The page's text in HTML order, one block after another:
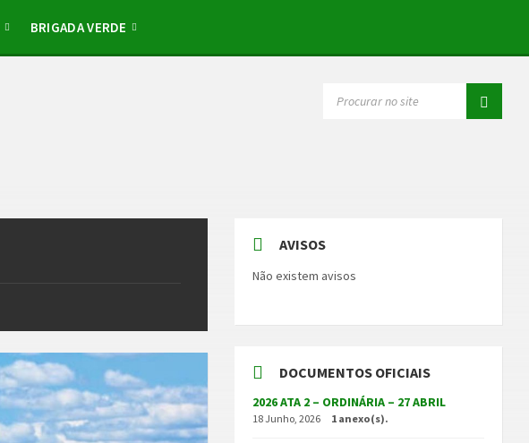
BRIGADA VERDE
AVISOS
Não existem avisos
DOCUMENTOS OFICIAIS
2026 ATA 2 – ORDINÁRIA – 27 ABRIL
18 Junho, 2026 1 anexo(s).